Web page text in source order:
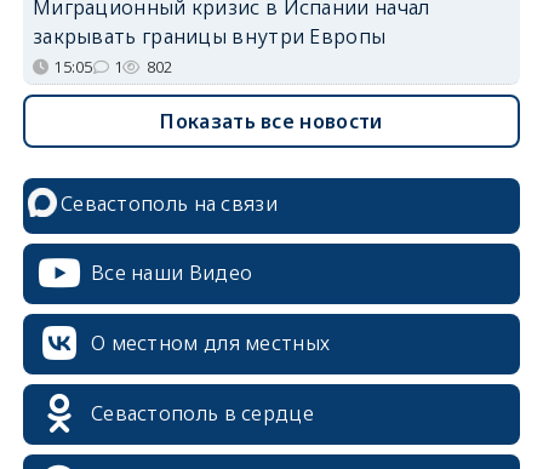
Миграционный кризис в Испании начал
закрывать границы внутри Европы
15:05 1 802
Показать все новости
Севастополь на связи
Все наши Видео
О местном для местных
Севастополь в сердце